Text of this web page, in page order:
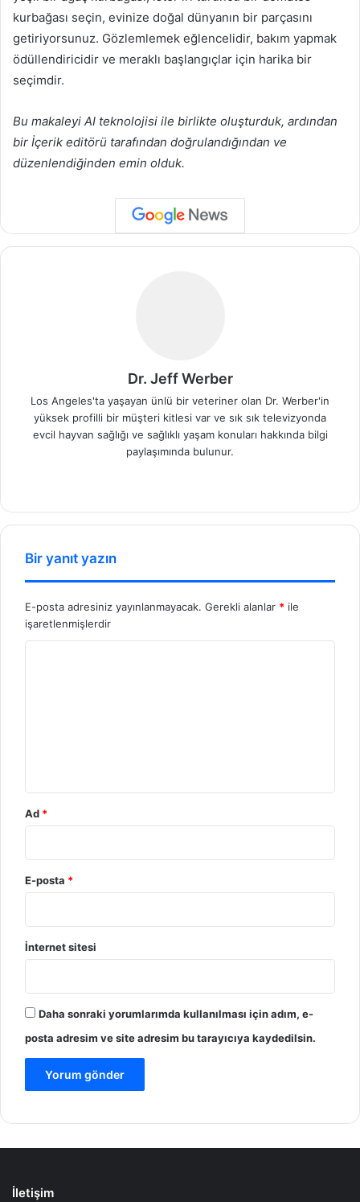
kurbağası seçin, evinize doğal dünyanın bir parçasını
getiriyorsunuz. Gözlemlemek eğlencelidir, bakım yapmak
ödüllendiricidir ve meraklı başlangıçlar için harika bir
seçimdir.
Bu makaleyi AI teknolojisi ile birlikte oluşturduk, ardından
bir İçerik editörü tarafından doğrulandığından ve
düzenlendiğinden emin olduk.
Dr. Jeff Werber
Los Angeles'ta yaşayan ünlü bir veteriner olan Dr. Werber'in
yüksek profilli bir müşteri kitlesi var ve sık sık televizyonda
evcil hayvan sağlığı ve sağlıklı yaşam konuları hakkında bilgi
paylaşımında bulunur.
sit
Bir yanıt yazın
E-posta adresiniz yayınlanmayacak. Gerekli alanlar * ile
işaretlenmişlerdir
Ad *
E-posta *
İnternet sitesi
Daha sonraki yorumlarımda kullanılması için adım, e-
posta adresim ve site adresim bu tarayıcıya kaydedilsin.
İletişim